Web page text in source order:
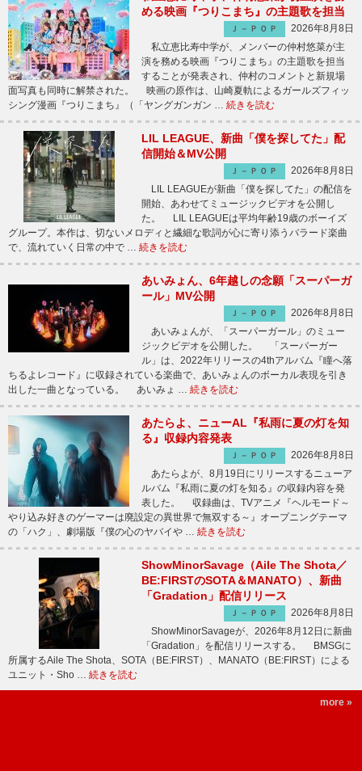
める映画『つりこまち』の主題歌を担当
Ｊ－ＰＯＰ
2026年8月8日
私立恵比寿中学が、メンバーの仲村悠菜が主
演を務める映画『つりこまち』の主題歌を担当
することが発表され、仲村のコメントと新規場
面写真も同時に解禁された。 映画の原作は、山崎夏軌によるガールズフィッ
シング漫画『つりこまち』（「ヤングガンガン … 続きを読む
LIL LEAGUE、新曲「僕を探してた」配
信開始＆MV公開
Ｊ－ＰＯＰ
2026年8月8日
LIL LEAGUEが新曲「僕を探してた」の配信を
開始、あわせてミュージックビデオを公開し
た。 LIL LEAGUEは平均年齢19歳のボーイズ
グループ。本作は、切ないメロディと繊細な歌詞が心に寄り添うバラード楽曲
で、流れていく日常の中で … 続きを読む
あいみょん、6年越しの念願「スーパーガ
ール」MV公開
Ｊ－ＰＯＰ
2026年8月8日
あいみょんが、「スーパーガール」のミュー
ジックビデオを公開した。 「スーパーガー
ル」は、2022年リリースの4thアルバム『瞳へ落
ちるよレコード』に収録されている楽曲で、あいみょんのボーカル表現を引き
出した一曲となっている。 あいみょ … 続きを読む
あたらよ、ニューAL『私雨に夏の灯を知
る』収録内容発表
Ｊ－ＰＯＰ
2026年8月8日
あたらよが、8月19日にリリースするニューア
ルバム『私雨に夏の灯を知る』の収録内容を発
表した。 収録曲は、TVアニメ『ヘルモード～
やり込み好きのゲーマーは廃設定の異世界で無双する～』オープニングテーマ
の「ハク」、劇場版『僕の心のヤバイや … 続きを読む
ShowMinorSavage（Aile The Shota／
BE:FIRSTのSOTA＆MANATO）、新曲
「Gradation」配信リリース
Ｊ－ＰＯＰ
2026年8月8日
ShowMinorSavageが、2026年8月12日に新曲
「Gradation」を配信リリースする。 BMSGに
所属するAile The Shota、SOTA（BE:FIRST）、MANATO（BE:FIRST）による
ユニット・Sho … 続きを読む
more »